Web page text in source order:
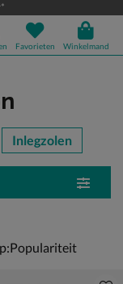
Favorieten Winkelmand
Inlegzolen